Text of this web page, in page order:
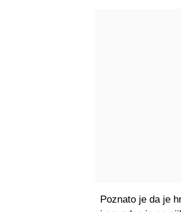
Poznato je da je